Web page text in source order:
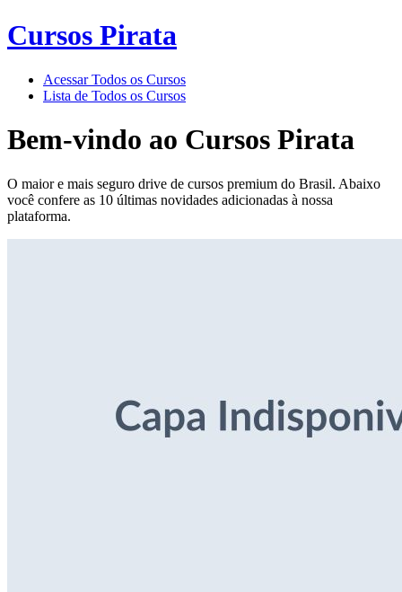
Cursos Pirata
Acessar Todos os Cursos
Lista de Todos os Cursos
Bem-vindo ao Cursos Pirata
O maior e mais seguro drive de cursos premium do Brasil. Abaixo
você confere as 10 últimas novidades adicionadas à nossa
plataforma.